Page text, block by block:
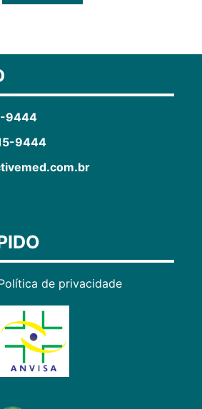
9444
9444
de privacidade